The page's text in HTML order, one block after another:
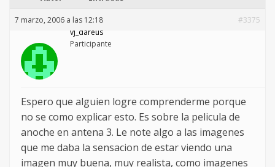
7 marzo, 2006 a las 12:18
#3375
vj_dareus
Participante
Espero que alguien logre comprenderme porque
no se como explicar esto. Es sobre la pelicula de
anoche en antena 3. Le note algo a las imagenes
que me daba la sensacion de estar viendo una
imagen muy buena, muy realista, como imagenes